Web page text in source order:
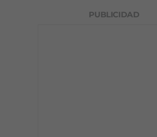
PUBLICIDAD